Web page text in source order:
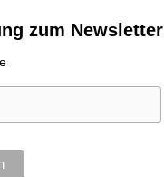
zum Newsletter